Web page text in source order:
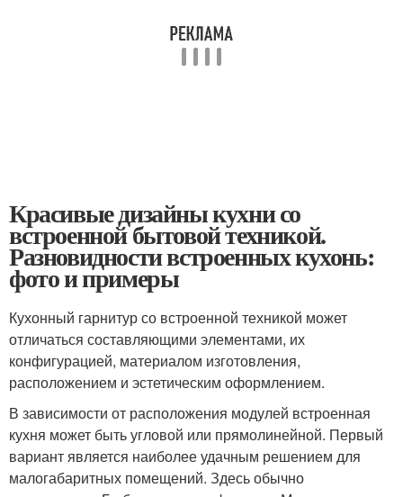
Красивые дизайны кухни со
встроенной бытовой техникой.
Разновидности встроенных кухонь:
фото и примеры
Кухонный гарнитур со встроенной техникой может
отличаться составляющими элементами, их
конфигурацией, материалом изготовления,
расположением и эстетическим оформлением.
В зависимости от расположения модулей встроенная
кухня может быть угловой или прямолинейной. Первый
вариант является наиболее удачным решением для
малогабаритных помещений. Здесь обычно